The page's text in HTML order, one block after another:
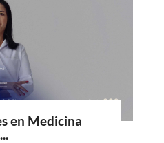
en Medicina